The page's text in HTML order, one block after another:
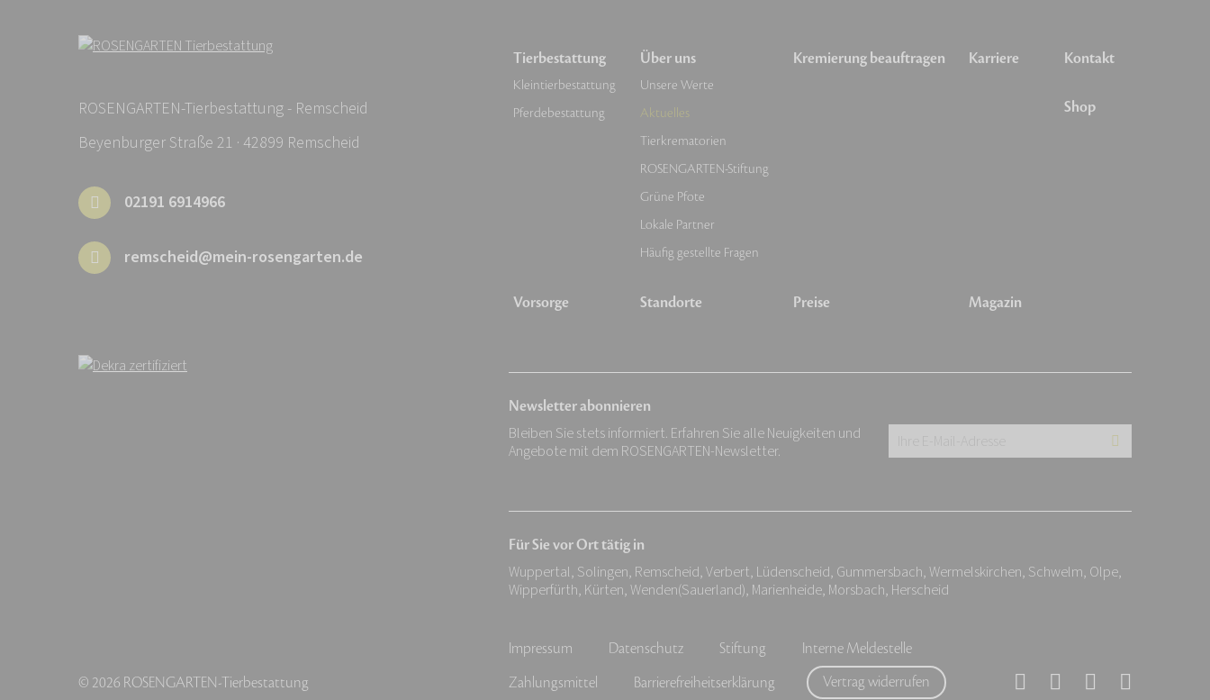
ROSENGARTEN-Tierbestattung - Remscheid
Beyenburger Straße 21 · 42899 Remscheid
02191 6914966
remscheid@mein-rosengarten.de
Tierbestattung
Kleintierbestattung
Pferdebestattung
Vorsorge
Über uns
Unsere Werte
Aktuelles
Tierkrematorien
ROSENGARTEN-Stiftung
Grüne Pfote
Lokale Partner
Häufig gestellte Fragen
Standorte
Kremierung beauftragen
Preise
Karriere
Magazin
Kontakt
Shop
Newsletter abonnieren
Bleiben Sie stets informiert. Erfahren Sie alle Neuigkeiten und
Angebote mit dem ROSENGARTEN-Newsletter.
Für Sie vor Ort tätig in
Wuppertal, Solingen, Remscheid, Verbert, Lüdenscheid, Gummersbach, Wermelskirchen, Schwelm, Olpe,
Wipperfürth, Kürten, Wenden(Sauerland), Marienheide, Morsbach, Herscheid
Impressum Datenschutz Stiftung
Interne Meldestelle
Zahlungsmittel
Barrierefreiheitserklärung Vertrag widerrufen
© 2026 ROSENGARTEN-Tierbestattung